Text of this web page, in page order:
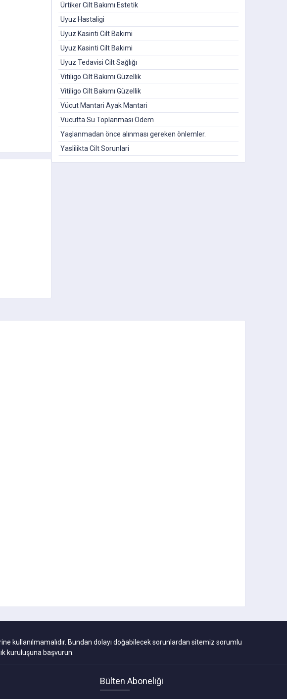
Ürtiker Cilt Bakımı Estetik
Uyuz Hastaligi
Uyuz Kasinti Cilt Bakimi
Uyuz Kasinti Cilt Bakimi
Uyuz Tedavisi Cilt Sağlığı
Vitiligo Cilt Bakımı Güzellik
Vitiligo Cilt Bakımı Güzellik
Vücut Mantari Ayak Mantari
Vücutta Su Toplanmasi Ödem
Yaşlanmadan önce alınması gereken önlemler.
Yaslilikta Cilt Sorunlari
kullanılmamalıdır. Bundan dolayı doğabilecek sorunlardan sitemiz sorumlu
kuruluşuna başvurun.
Bülten Aboneliği